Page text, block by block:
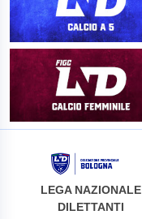
LEGA NAZIONALE
DILETTANTI